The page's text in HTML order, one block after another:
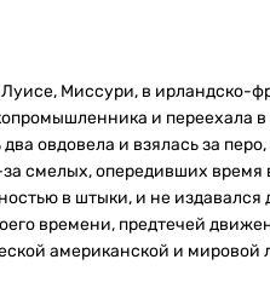
Миссури, в ирландско-
и переехала
овдовела и взялась за
смелых, опередивших время
в штыки, и не издавался
времени, предтечей
американской и мировой